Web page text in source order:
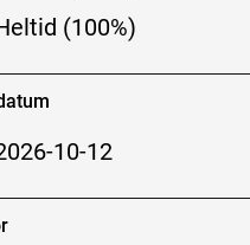
(100%)
10-12